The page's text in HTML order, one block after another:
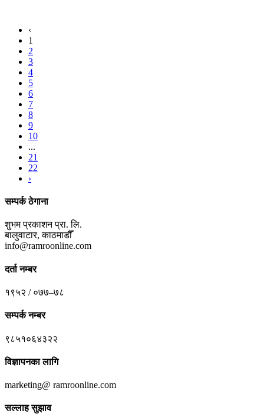
‹
1
2
3
4
5
6
7
8
9
10
...
21
22
›
सम्पर्क ठेगाना
शुभम प्रकाशन प्रा. लि.
बालुवाटार, काठमाडौँ
info@ramroonline.com
दर्ता नम्बर
१९५२ / ०७७–७८
सम्पर्क नम्बर
९८५१०६४३२२
विज्ञापनका लागि
marketing@ ramroonline.com
सल्लाह सुझाव